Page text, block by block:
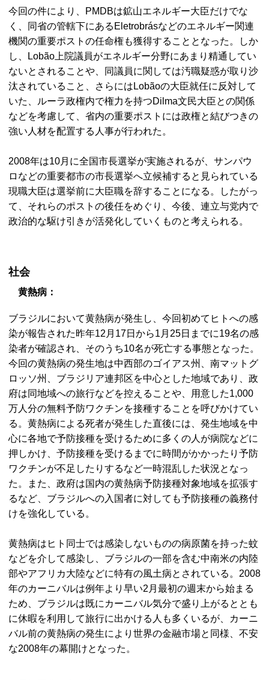
今回の件により、PMDBは鉱山エネルギー大臣だけでな
く、同省の管轄下にあるEletrobrásなどのエネルギー関連
機関の重要ポストの任命権も獲得することとなった。しか
し、Lobão上院議員がエネルギー分野にあまり精通してい
ないとされることや、同議員に関しては汚職疑惑が取り沙
汰されていること、さらにはLobãoの大臣就任に反対して
いた、ルーラ政権内で権力を持つDilma文民大臣との関係
などを考慮して、省内の重要ポストには政権と結びつきの
強い人材を配置する人事が行われた。
2008年は10月に全国市長選挙が実施されるが、サンパウ
ロなどの重要都市の市長選挙へ立候補すると見られている
現職大臣は選挙前に大臣職を辞することになる。したがっ
て、それらのポストの後任をめぐり、今後、連立与党内で
政治的な駆け引きが活発化していくものと考えられる。
社会
黄熱病：
ブラジルにおいて黄熱病が発生し、今回初めてヒトへの感
染が報告された昨年12月17日から1月25日までに19名の感
染者が確認され、そのうち10名が死亡する事態となった。
今回の黄熱病の発生地は中西部のゴイアス州、南マットグ
ロッソ州、ブラジリア連邦区を中心とした地域であり、政
府は同地域への旅行などを控えることや、用意した1,000
万人分の無料予防ワクチンを接種することを呼びかけてい
る。黄熱病による死者が発生した直後には、発生地域を中
心に各地で予防接種を受けるために多くの人が病院などに
押しかけ、予防接種を受けるまでに時間がかかったり予防
ワクチンが不足したりするなど一時混乱した状況となっ
た。また、政府は国内の黄熱病予防接種対象地域を拡張す
るなど、ブラジルへの入国者に対しても予防接種の義務付
けを強化している。
黄熱病はヒト同士では感染しないものの病原菌を持った蚊
などを介して感染し、ブラジルの一部を含む中南米の内陸
部やアフリカ大陸などに特有の風土病とされている。2008
年のカーニバルは例年より早い2月最初の週末から始まる
ため、ブラジルは既にカーニバル気分で盛り上がるととも
に休暇を利用して旅行に出かける人も多くいるが、カーニ
バル前の黄熱病の発生により世界の金融市場と同様、不安
な2008年の幕開けとなった。